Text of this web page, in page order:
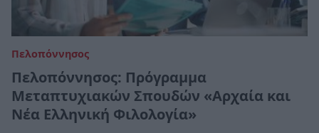
Πελοπόννησος
Πελοπόννησος: Πρόγραμμα
Μεταπτυχιακών Σπουδών «Αρχαία και
Νέα Ελληνική Φιλολογία»